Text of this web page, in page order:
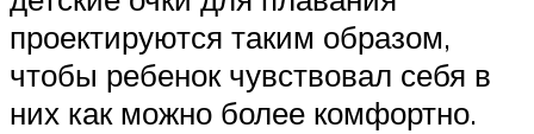
проектируются таким образом,
чтобы ребенок чувствовал себя в
них как можно более комфортно.